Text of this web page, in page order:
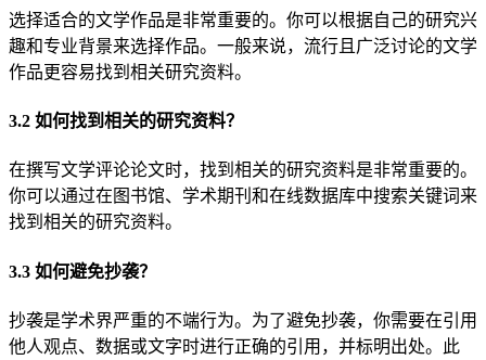
选择适合的文学作品是非常重要的。你可以根据自己的研究兴
趣和专业背景来选择作品。一般来说，流行且广泛讨论的文学
作品更容易找到相关研究资料。
3.2 如何找到相关的研究资料？
在撰写文学评论论文时，找到相关的研究资料是非常重要的。
你可以通过在图书馆、学术期刊和在线数据库中搜索关键词来
找到相关的研究资料。
3.3 如何避免抄袭？
抄袭是学术界严重的不端行为。为了避免抄袭，你需要在引用
他人观点、数据或文字时进行正确的引用，并标明出处。此